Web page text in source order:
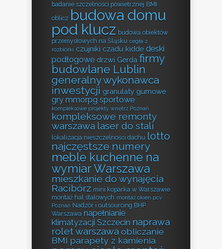
badanie szczelności powietrznej BMI
oblicz budowa domu
pod klucz budowa obiektów
przemysłowych na Śląsku cegła z
rozbiórki czujniki czadu kidde deski
podłogowe drzwi Gerda firmy
budowlane Lublin
generalny wykonawca
inwestycji granulaty gumowe
gry mmorpg sportowe
kompleksowe projekty wnętrz Poznań
kompleksowe remonty
warszawa laser do stali
lokalizacja nieszczelności dachu lotto
najczęstsze numery
meble kuchenne na
wymiar Warszawa
mieszkanie do wynajęcia
Racibórz mini koparka w Warszawie
montaż hal stalowych montaż okien pcv
Poznań Nadzór i outsourcing BHP
Warszawa napełnianie
klimatyzacji Szczecin naprawa
rolet warszawa obliczanie
BMI parapety z kamienia